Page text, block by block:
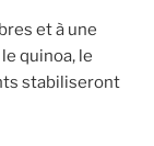
et à une
quinoa, le
stabiliseront